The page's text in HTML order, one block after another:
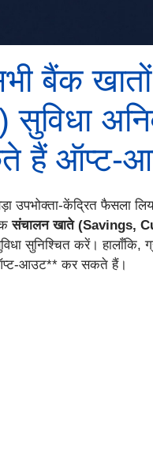
बैंक
हैं ऑप्ट-
उपभोक्ता-केंद्रित फैसला
संचालन खाते (Savings,
सुनिश्चित करें। हालाँकि,
ऑप्ट-आउट** कर सकते हैं।